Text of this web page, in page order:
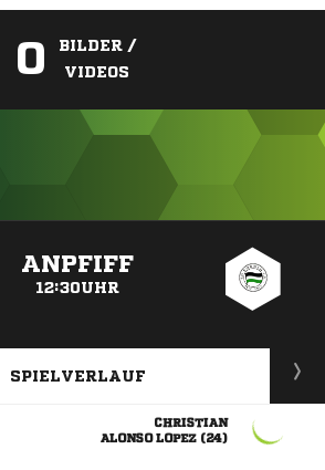
0
BILDER /
VIDEOS
ANPFIFF
12:30UHR
SPIELVERLAUF

  